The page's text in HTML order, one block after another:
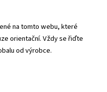
na tomto webu, které
orientační. Vždy se řiďte
od výrobce.